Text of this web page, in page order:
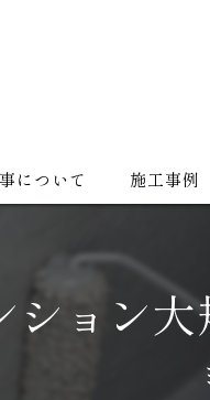
について 施工事例
ョン